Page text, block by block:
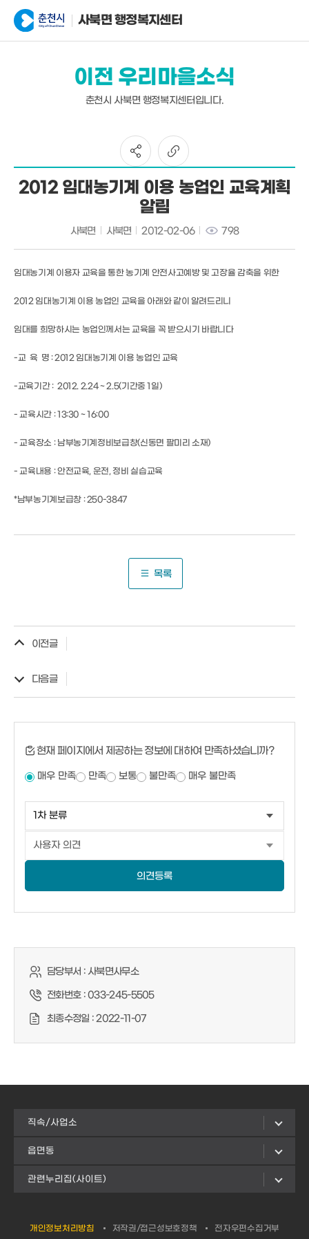
사북면 행정복지센터
이전 우리마을소식
춘천시 사북면 행정복지센터입니다.
2012 임대농기계 이용 농업인 교육계획
알림
사북면 사북면 2012-02-06 798
임대농기계 이용자 교육을 통한 농기계 안전사고예방 및 고장율 감축을 위한
2012 임대농기계 이용 농업인 교육을 아래와 같이 알려드리니
임대를 희망하시는 농업인께서는 교육을 꼭 받으시기 바랍니다
-교 육 명 : 2012 임대농기계 이용 농업인 교육
-교육기간 : 2012. 2.24 ~ 2.5(기간중 1일)
- 교육시간 : 13:30 ~ 16:00
- 교육장소 : 남부농기계정비보급창(신동면 팔미리 소재)
- 교육내용 : 안전교육, 운전, 정비 실습교육
*남부농기계보급창 : 250-3847
목록
이전글
다음글
현재 페이지에서 제공하는 정보에 대하여 만족하셨습니까?
매우 만족 만족 보통 불만족 매우 불만족
의견등록
담당부서 :사북면사무소
전화번호 :033-245-5505
최종수정일 :2022-11-07
직속/사업소
읍면동
관련누리집(사이트)
개인정보처리방침 저작권/접근성보호정책 전자우편수집거부